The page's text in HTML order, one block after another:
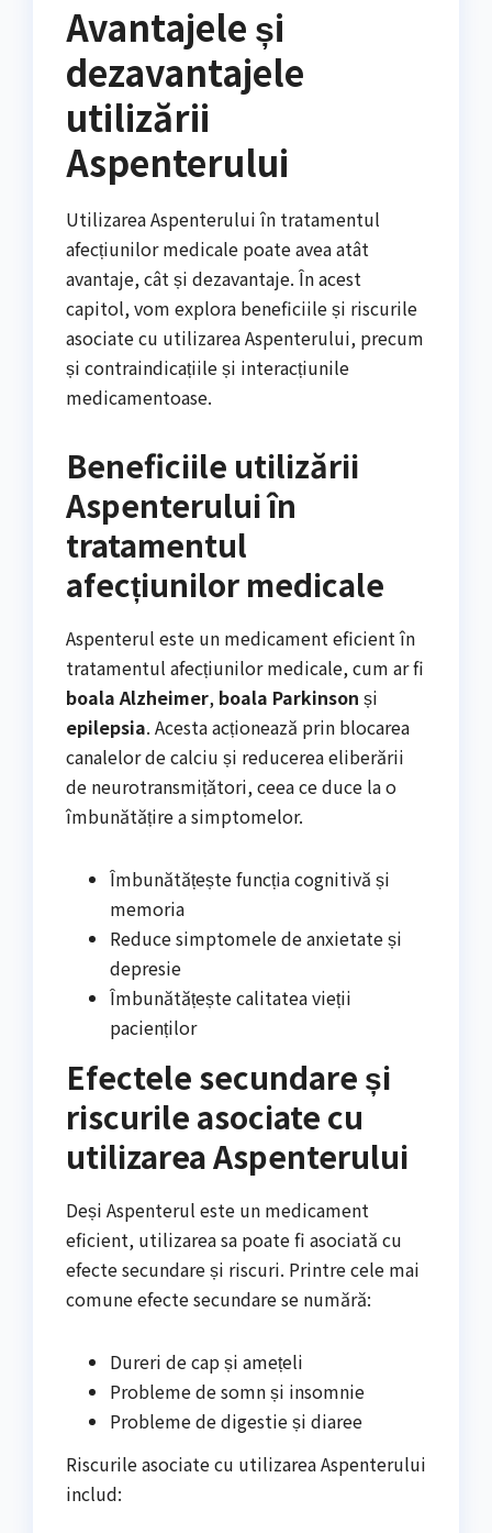
Avantajele și
dezavantajele
utilizării
Aspenterului
Utilizarea Aspenterului în tratamentul
afecțiunilor medicale poate avea atât
avantaje, cât și dezavantaje. În acest
capitol, vom explora beneficiile și riscurile
asociate cu utilizarea Aspenterului, precum
și contraindicațiile și interacțiunile
medicamentoase.
Beneficiile utilizării
Aspenterului în
tratamentul
afecțiunilor medicale
Aspenterul este un medicament eficient în
tratamentul afecțiunilor medicale, cum ar fi
boala Alzheimer, boala Parkinson și
epilepsia. Acesta acționează prin blocarea
canalelor de calciu și reducerea eliberării
de neurotransmițători, ceea ce duce la o
îmbunătățire a simptomelor.
Îmbunătățește funcția cognitivă și
memoria
Reduce simptomele de anxietate și
depresie
Îmbunătățește calitatea vieții
pacienților
Efectele secundare și
riscurile asociate cu
utilizarea Aspenterului
Deși Aspenterul este un medicament
eficient, utilizarea sa poate fi asociată cu
efecte secundare și riscuri. Printre cele mai
comune efecte secundare se numără:
Dureri de cap și amețeli
Probleme de somn și insomnie
Probleme de digestie și diaree
Riscurile asociate cu utilizarea Aspenterului
includ: